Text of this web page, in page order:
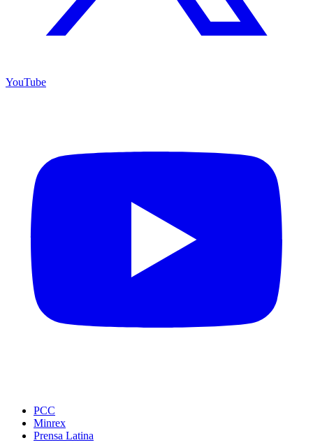
YouTube
PCC
Minrex
Prensa Latina